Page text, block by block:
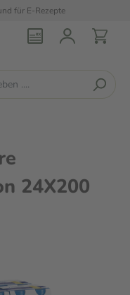
für E-Rezepte
24X200